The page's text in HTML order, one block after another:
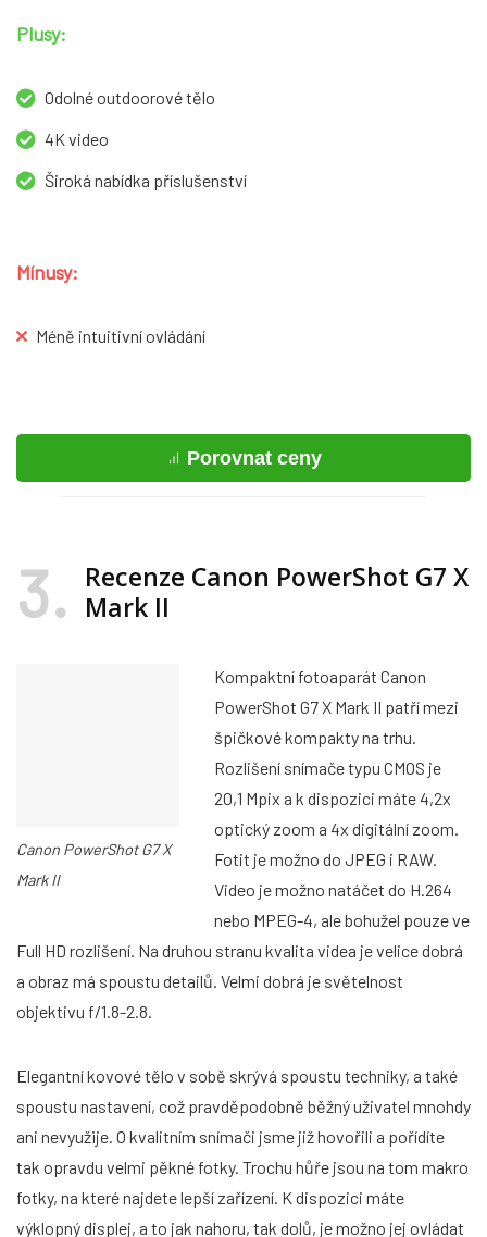
Plusy:
Odolné outdoorové tělo
4K video
Široká nabídka příslušenství
Mínusy:
Méně intuitivní ovládání
Porovnat ceny
3
Recenze Canon PowerShot G7 X
Mark II
Canon PowerShot G7 X
Mark II
Kompaktní fotoaparát Canon
PowerShot G7 X Mark II patří mezi
špičkové kompakty na trhu.
Rozlišení snímače typu CMOS je
20,1 Mpix a k dispozici máte 4,2x
optický zoom a 4x digitální zoom.
Fotit je možno do JPEG i RAW.
Video je možno natáčet do H.264
nebo MPEG-4, ale bohužel pouze ve
Full HD rozlišení. Na druhou stranu kvalita videa je velice dobrá
a obraz má spoustu detailů. Velmi dobrá je světelnost
objektivu f/1.8-2.8.
Elegantní kovové tělo v sobě skrývá spoustu techniky, a také
spoustu nastavení, což pravděpodobně běžný uživatel mnohdy
ani nevyužije. O kvalitním snímači jsme již hovořili a pořídíte
tak opravdu velmi pěkné fotky. Trochu hůře jsou na tom makro
fotky, na které najdete lepší zařízení. K dispozici máte
výklopný displej, a to jak nahoru, tak dolů, je možno jej ovládat